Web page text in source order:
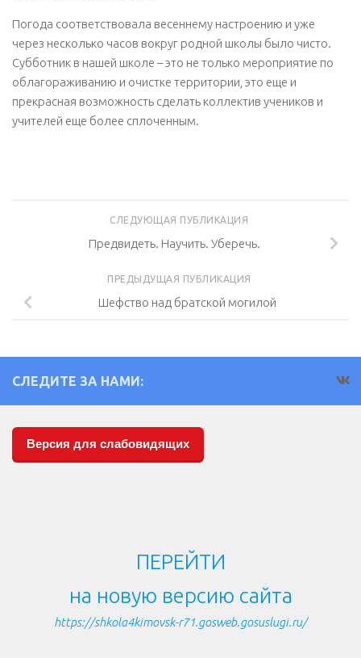
Погода соответствовала весеннему настроению и уже
через несколько часов вокруг родной школы было чисто.
Субботник в нашей школе – это не только мероприятие по
облагораживанию и очистке территории, это еще и
прекрасная возможность сделать коллектив учеников и
учителей еще более сплоченным.
СЛЕДУЮЩАЯ ПУБЛИКАЦИЯ
Предвидеть. Научить. Уберечь.
ПРЕДЫДУЩАЯ ПУБЛИКАЦИЯ
Шефство над братской могилой
СЛЕДИТЕ ЗА НАМИ:
Версия для слабовидящих
ПЕРЕЙТИ
на новую версию сайта
https://shkola4kimovsk-r71.gosweb.gosuslugi.ru/